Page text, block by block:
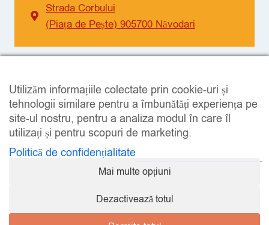
Strada Corbului
(Piața de Pește) 905700 Năvodari
Facebook
Instagram
Utilizăm informațiile colectate prin cookie-uri și
tehnologii similare pentru a îmbunătăți experiența pe
site-ul nostru, pentru a analiza modul în care îl
utilizați și pentru scopuri de marketing.
Politică de confidențialitate
Mai multe opțiuni
Dezactivează totul